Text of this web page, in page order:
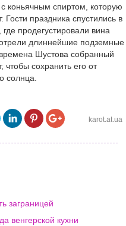
коньячным спиртом, которую
Гости праздника спустились в
продегустировали вина
длиннейшие подземные
Шустова собранный
чтобы сохранить его от
солнца.
karot.at.ua
заграницей
венгерской кухни